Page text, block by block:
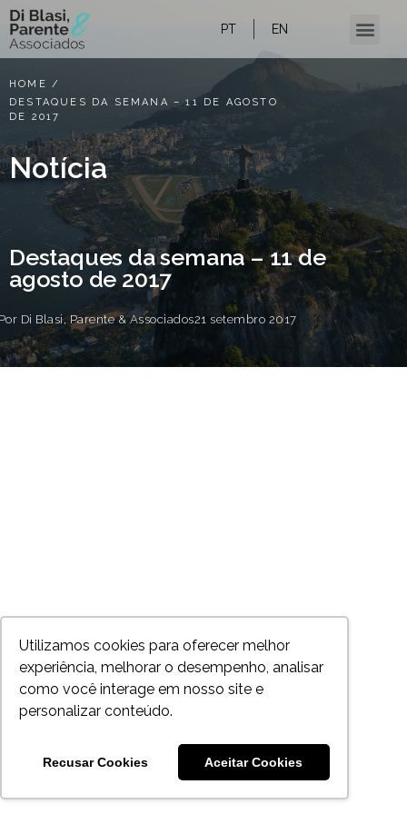
Utilizamos cookies para oferecer melhor
experiência, melhorar o desempenho, analisar
como você interage em nosso site e
personalizar conteúdo.
Recusar Cookies Aceitar Cookies
PT EN
HOME /
DESTAQUES DA SEMANA – 11 DE AGOSTO
DE 2017
Notícia
Destaques da semana – 11 de
agosto de 2017
Di Blasi, Parente & Associados21 setembro 2017